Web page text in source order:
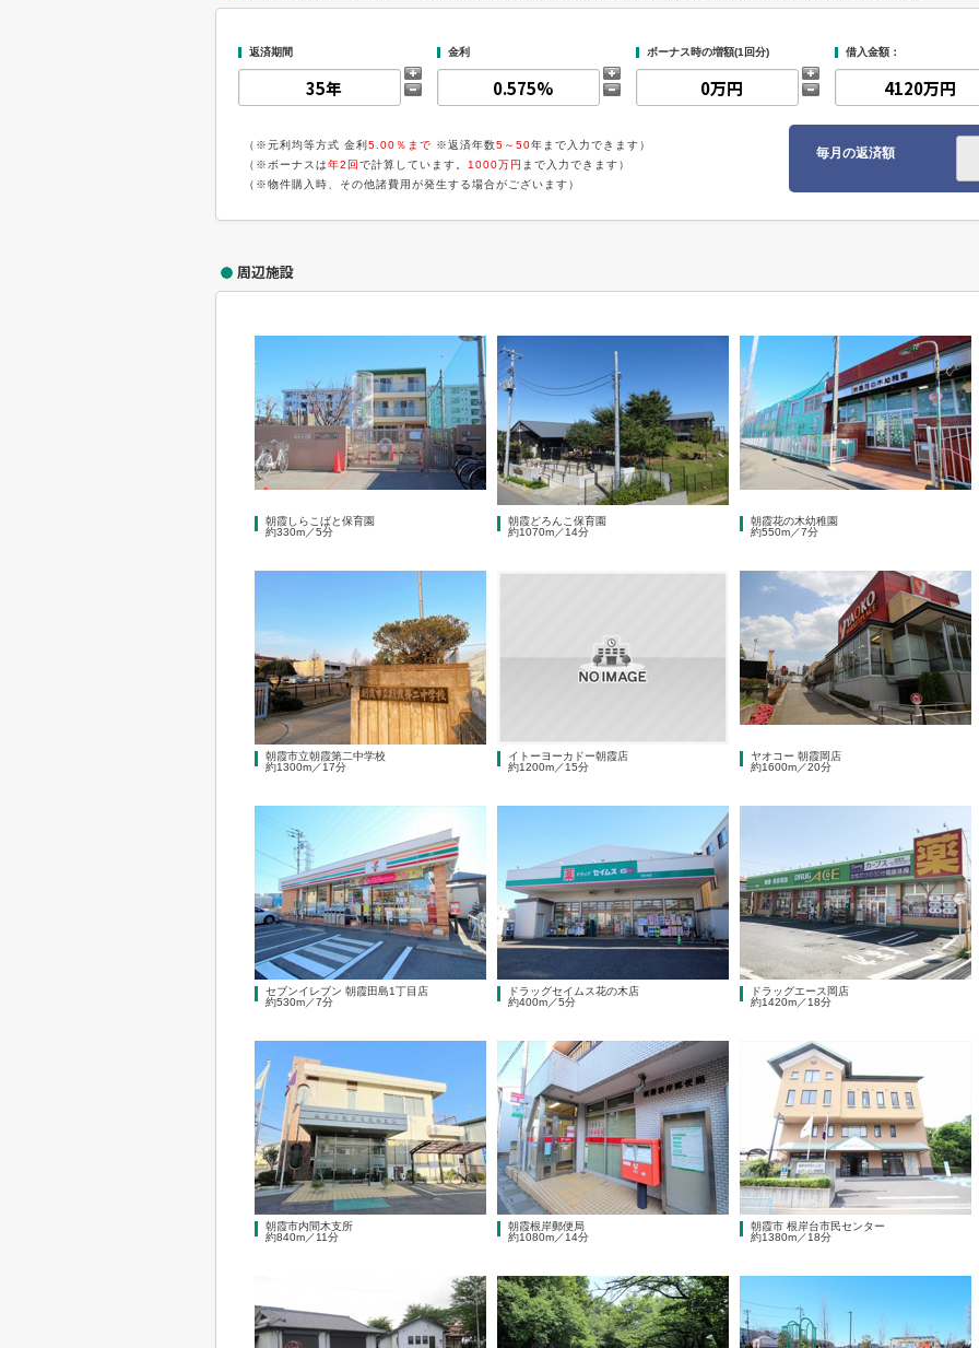
返済期間 金利 ボーナス時の増額(1回分) 借入金額：
（※元利均等方式 金利 5.00％まで ※返済年数5～50年まで入力できます）
（※ボーナスは年2回で計算しています。 1000万円 まで入力できます）
（※物件購入時、その他諸費用が発生する場合がございます）
毎月の返済額
周辺施設
朝霞しらこばと保育園
約330m／5分
朝霞どろんこ保育園
約1070m／14分
朝霞花の木幼稚園
約550m／7分
朝霞市立朝霞第二中学校
約1300m／17分
イトーヨーカドー朝霞店
約1200m／15分
ヤオコー 朝霞岡店
約1600m／20分
セブンイレブン 朝霞田島1丁目店
約530m／7分
ドラッグセイムス花の木店
約400m／5分
ドラッグエース岡店
約1420m／18分
朝霞市内間木支所
約840m／11分
朝霞根岸郵便局
約1080m／14分
朝霞市 根岸台市民センター
約1380m／18分